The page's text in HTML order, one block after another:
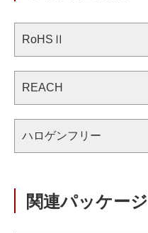
RoHSⅡ
REACH
ハロゲンフリー
関連パッケージ